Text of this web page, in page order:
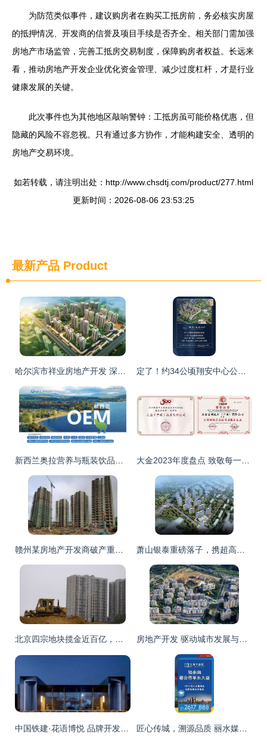
为防范类似事件，建议购房者在购买工抵房前，务必核实房屋
的抵押情况、开发商的信誉及项目手续是否齐全。相关部门需加强
房地产市场监管，完善工抵房交易制度，保障购房者权益。长远来
看，推动房地产开发企业优化资金管理、减少过度杠杆，才是行业
健康发展的关键。
此次事件也为其他地区敲响警钟：工抵房虽可能价格优惠，但
隐藏的风险不容忽视。只有通过多方协作，才能构建安全、透明的
房地产交易环境。
如若转载，请注明出处：http://www.chsdtj.com/product/277.html
更新时间：2026-08-06 23:53:25
最新产品 Product